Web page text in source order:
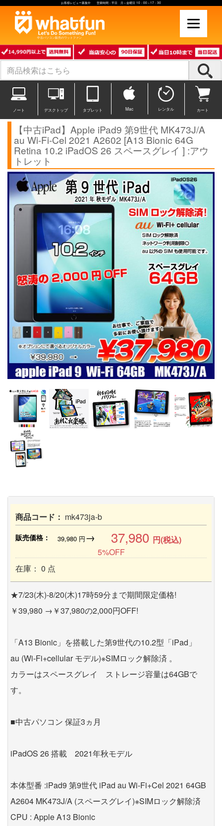
お客様レビュー募集中 営業時間：平日 月～金曜日 10：00～17：30
中古パソコン販売のワットファン
ノート デスクトップ タブレット Mac レンタル カート
【中古iPad】Apple iPad9 第9世代 MK473J/A
au Wi-Fi-Cel 2021 A2602 [A13 Bionic 64G
Retina 10.2 iPadOS 26 スペースグレイ ] :アウ
トレット
商品コード： mk473ja-b
販売価格： 39,980円→ 37,980 円(税込)
5%OFF
在庫： 0 点
★7/23(木)-8/20(木)17時59分まで期間限定価格!
￥39,980 →￥37,980の2,000円OFF!
「A13 Bionic」を搭載した第9世代の10.2型「iPad」
au (Wi-Fi+cellular モデル)※SIMロック解除済 。
カラーはスペースグレイ ストレージ容量は64GBで
す。
■中古パソコン 保証3ヵ月
iPadOS 26 搭載 2021年秋モデル
本体型番 :iPad9 第9世代 iPad au Wi-Fi+Cel 2021 64GB
A2604 MK473J/A (スペースグレイ)※SIMロック解除済
CPU : Apple A13 Bionic